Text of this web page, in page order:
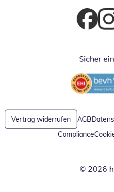
Öffnet in
Sicher
Öffnet in
Vertrag widerrufen AGB
Compliance
© 2026